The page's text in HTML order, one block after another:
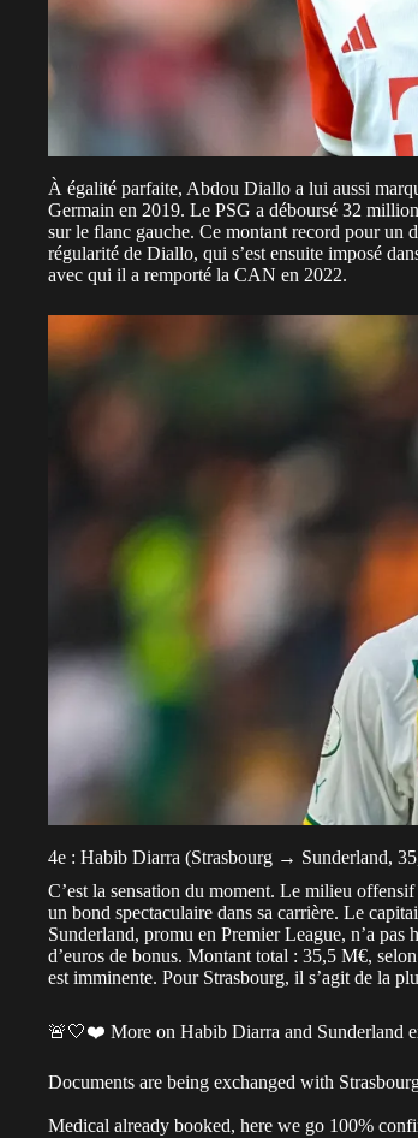
À égalité parfaite, Abdou Diallo a lui aussi
Germain en 2019. Le PSG a déboursé 32
sur le flanc gauche. Ce montant record pour un
régularité de Diallo, qui s’est ensuite imposé
avec qui il a remporté la CAN en 2022.
4e : Habib Diarra (Strasbourg → Sunderland,
C’est la sensation du moment. Le milieu
un bond spectaculaire dans sa carrière. Le
Sunderland, promu en Premier League, n’a
d’euros de bonus. Montant total : 35,5 M€,
est imminente. Pour Strasbourg, il s’agit de la
🚨🤍❤️ More on Habib Diarra and Sunderland
Documents are being exchanged with
Medical already booked, here we go 100%